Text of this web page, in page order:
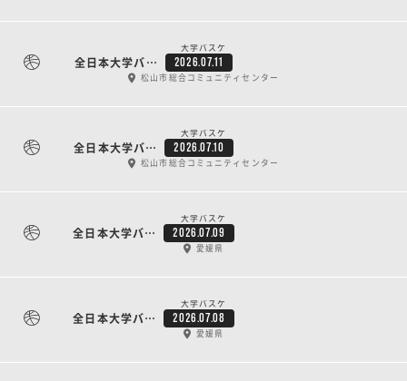
大学バスケ
全日本大学バスケットボール新人戦（新人インカレ） 5日目 2026.07.11
松山市総合コミュニティセンター
大学バスケ
全日本大学バスケットボール新人戦（新人インカレ） 4日目 2026.07.10
松山市総合コミュニティセンター
大学バスケ
全日本大学バスケットボール新人戦（新人インカレ） 3日目 2026.07.09
愛媛県
大学バスケ
全日本大学バスケットボール新人戦（新人インカレ） 2日目 2026.07.08
愛媛県